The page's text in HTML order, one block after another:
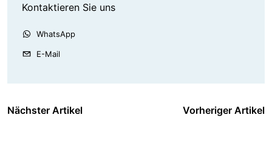
Kontaktieren Sie uns
WhatsApp
E-Mail
Nächster Artikel Vorheriger Artikel